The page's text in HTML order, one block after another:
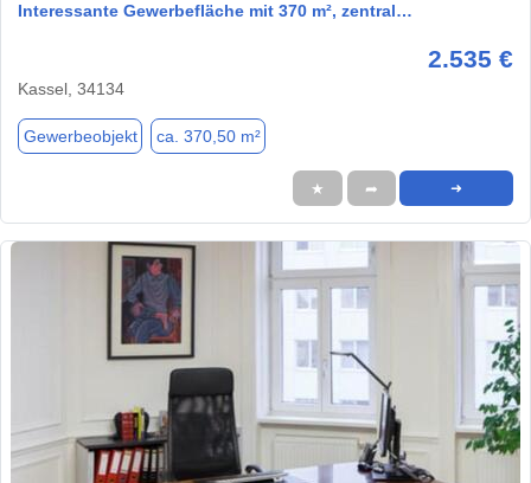
Interessante Gewerbefläche mit 370 m², zentral…
2.535 €
Kassel, 34134
Gewerbeobjekt ca. 370,50 m²
★ ➦ ➜